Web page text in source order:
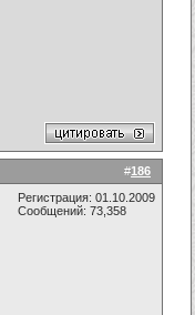
#186
Регистрация: 01.10.2009
Сообщений: 73,358